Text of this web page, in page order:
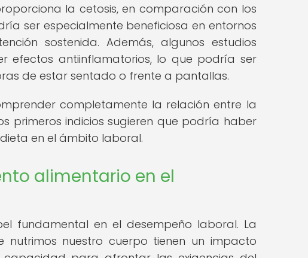
la cetosis, en comparación con los
ser especialmente beneficiosa en entornos
sostenida. Además, algunos estudios
efectos antiinflamatorios, lo que podría ser
de estar sentado o frente a pantallas.
completamente la relación entre la
primeros indicios sugieren que podría haber
en el ámbito laboral.
alimentario en el
fundamental en el desempeño laboral. La
nuestro cuerpo tienen un impacto